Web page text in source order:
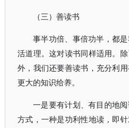
（三）善读书
事半功倍、事倍功半，都
活道理。这对读书同样适用。
外，我们还要善读书，充分利
更大的知识给养。
一是要有计划、有目的地
方式，一种是功利性地读，即